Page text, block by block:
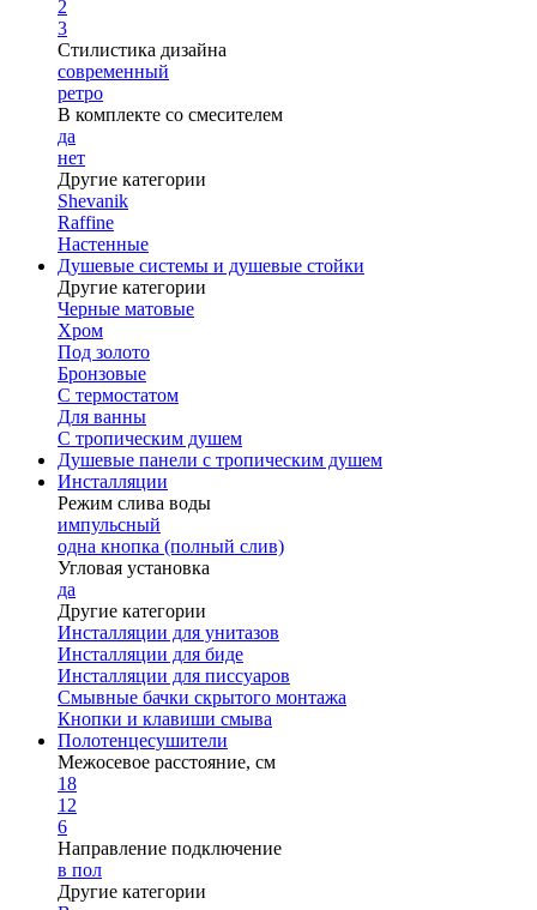
2
3
Стилистика дизайна
современный
ретро
В комплекте со смесителем
да
нет
Другие категории
Shevanik
Raffine
Настенные
Душевые системы и душевые стойки
Другие категории
Черные матовые
Хром
Под золото
Бронзовые
С термостатом
Для ванны
С тропическим душем
Душевые панели с тропическим душем
Инсталляции
Режим слива воды
импульсный
одна кнопка (полный слив)
Угловая установка
да
Другие категории
Инсталляции для унитазов
Инсталляции для биде
Инсталляции для писсуаров
Смывные бачки скрытого монтажа
Кнопки и клавиши смыва
Полотенцесушители
Межосевое расстояние, см
18
12
6
Направление подключение
в пол
Другие категории